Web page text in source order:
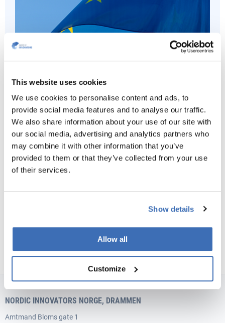
This website uses cookies
We use cookies to personalise content and ads, to
provide social media features and to analyse our traffic.
We also share information about your use of our site with
our social media, advertising and analytics partners who
may combine it with other information that you’ve
provided to them or that they’ve collected from your use
of their services.
Show details
Allow all
Customize
EU satser stort på og støtter akselerasjonen av
innovative SMB-er med vekstpotensial, slik at de kan
skalere opp og bli viktige aktører på det globale
markedet. Norske bedrifter er også velkomne til å søke
alle EU-program.
NORDIC INNOVATORS NORGE, DRAMMEN
Amtmand Bloms gate 1